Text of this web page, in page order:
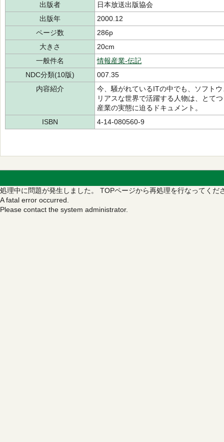
出版者
日本放送出版協会
出版年
2000.12
ページ数
286p
大きさ
20cm
一般件名
情報産業-伝記
NDC分類(10版)
007.35
内容紹介
今、騒がれているITの中でも、ソフト
リアスな世界で活躍する人物は、とて
産業の実態に迫るドキュメント。
ISBN
4-14-080560-9
処理中に問題が発生しました。 TOPページから再処理を行なってくだ
A fatal error occurred.
Please contact the system administrator.